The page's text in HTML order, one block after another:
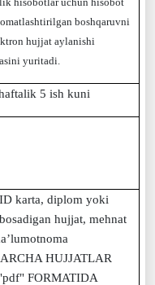
boshqaruvni
hujjat aylanishi
yuritadi.
aftalik 5 ish kuni
karta, diplom yoki
hujjat, mehnat
HUJJATLAR
FORMATIDA